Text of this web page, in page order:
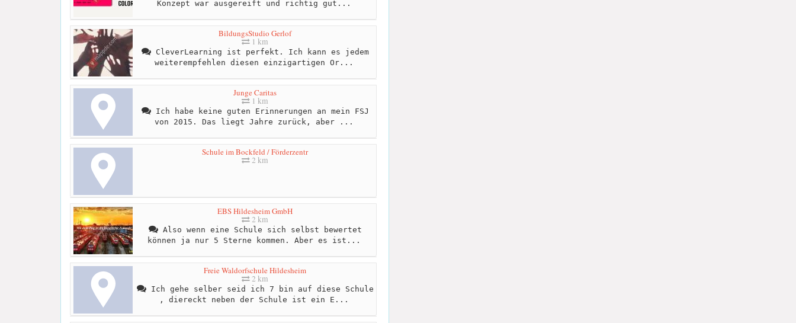
Konzept war ausgereift und richtig gut...
BildungsStudio Gerlof
1 km
CleverLearning ist perfekt. Ich kann es jedem
weiterempfehlen diesen einzigartigen Or...
Junge Caritas
1 km
Ich habe keine guten Erinnerungen an mein FSJ
von 2015. Das liegt Jahre zurück, aber ...
Schule im Bockfeld / Förderzentr
2 km
EBS Hildesheim GmbH
2 km
Also wenn eine Schule sich selbst bewertet
können ja nur 5 Sterne kommen. Aber es ist...
Freie Waldorfschule Hildesheim
2 km
Ich gehe selber seid ich 7 bin auf diese Schule
, diereckt neben der Schule ist ein E...